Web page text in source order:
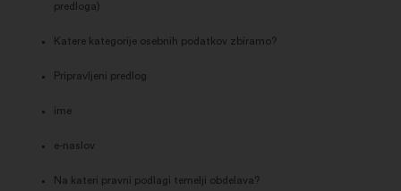
predloga)
Katere kategorije osebnih podatkov zbiramo?
Pripravljeni predlog
ime
e-naslov
Na kateri pravni podlagi temelji obdelava?